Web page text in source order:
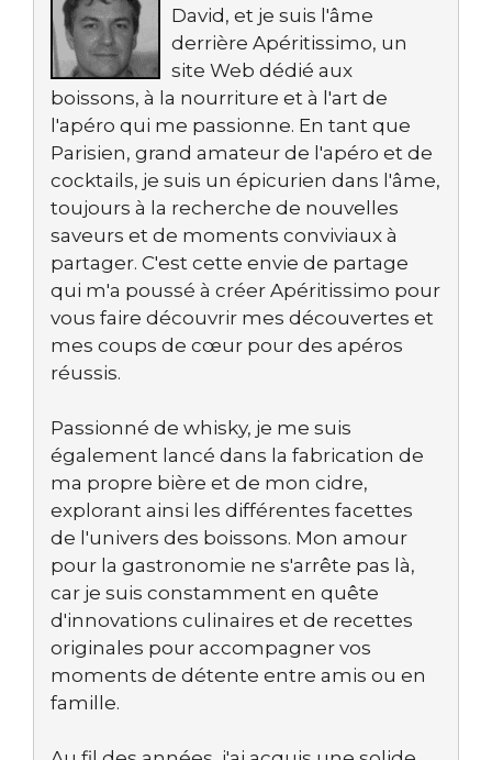
David, et je suis l'âme
derrière Apéritissimo, un
site Web dédié aux
boissons, à la nourriture et à l'art de
l'apéro qui me passionne. En tant que
Parisien, grand amateur de l'apéro et de
cocktails, je suis un épicurien dans l'âme,
toujours à la recherche de nouvelles
saveurs et de moments conviviaux à
partager. C'est cette envie de partage
qui m'a poussé à créer Apéritissimo pour
vous faire découvrir mes découvertes et
mes coups de cœur pour des apéros
réussis.
Passionné de whisky, je me suis
également lancé dans la fabrication de
ma propre bière et de mon cidre,
explorant ainsi les différentes facettes
de l'univers des boissons. Mon amour
pour la gastronomie ne s'arrête pas là,
car je suis constamment en quête
d'innovations culinaires et de recettes
originales pour accompagner vos
moments de détente entre amis ou en
famille.